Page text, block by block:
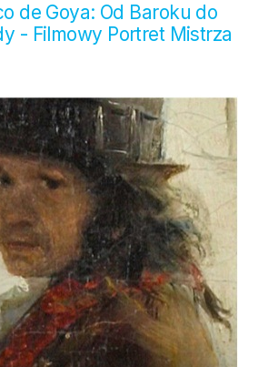
de Goya: Od Baroku do
- Filmowy Portret Mistrza